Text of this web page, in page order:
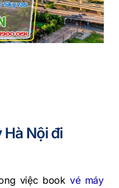
Nội đi
việc bookvé máy